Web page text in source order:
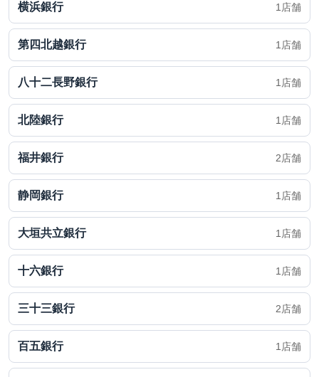
横浜銀行 1店舗
第四北越銀行 1店舗
八十二長野銀行 1店舗
北陸銀行 1店舗
福井銀行 2店舗
静岡銀行 1店舗
大垣共立銀行 1店舗
十六銀行 1店舗
三十三銀行 2店舗
百五銀行 1店舗